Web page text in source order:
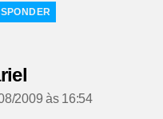
2009 às 16:54